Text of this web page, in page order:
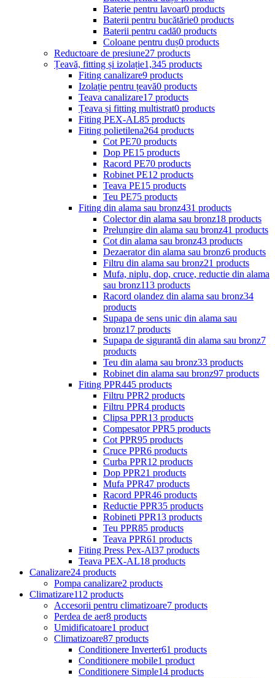
Baterie pentru lavoar0 products
Baterii pentru bucătărie0 products
Baterii pentru cadă0 products
Coloane pentru duș0 products
Reductoare de presiune27 products
Țeavă, fitting și izolație1,345 products
Fiting canalizare9 products
Izolație pentru țeavă0 products
Teava canalizare17 products
Țeava și fitting multistrat0 products
Fiting PEX-AL85 products
Fiting polietilena264 products
Cot PE70 products
Dop PE15 products
Racord PE70 products
Robinet PE12 products
Teava PE15 products
Teu PE75 products
Fiting din alama sau bronz431 products
Colector din alama sau bronz18 products
Prelungire din alama sau bronz41 products
Cot din alama sau bronz43 products
Dezaerator din alama sau bronz6 products
Filtru din alama sau bronz21 products
Mufa, niplu, dop, cruce, reductie din alama
sau bronz113 products
Racord olandez din alama sau bronz34
products
Supapa de sens unic din alama sau
bronz17 products
Supapa de sigurantă din alama sau bronz7
products
Teu din alama sau bronz33 products
Robinet din alama sau bronz97 products
Fiting PPR445 products
Filtru PPR2 products
Filtru PPR4 products
Clipsa PPR13 products
Compesator PPR5 products
Cot PPR95 products
Cruce PPR6 products
Curba PPR12 products
Dop PPR21 products
Mufa PPR47 products
Racord PPR46 products
Reductie PPR35 products
Robineti PPR13 products
Teu PPR85 products
Teava PPR61 products
Fiting Press Pex-Al37 products
Teava PEX-AL18 products
Canalizare24 products
Pompa canalizare2 products
Climatizare112 products
Accesorii pentru climatizoare7 products
Perdea de aer8 products
Umidificatoare1 product
Climatizoare87 products
Conditionere Inverter61 products
Conditionere mobile1 product
Conditionere Simple14 products